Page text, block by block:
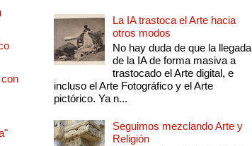
La IA trastoca el Arte hacia
otros modos
No hay duda de que la llegada
de la IA de forma masiva a
trastocado el Arte digital, e
incluso el Arte Fotográfico y el Arte
pictórico. Ya n...
Seguimos mezclando Arte y
Religión